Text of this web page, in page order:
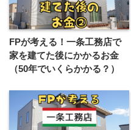
FPが考える！一条工務店で
家を建てた後にかかるお金
（50年でいくらかかる？）